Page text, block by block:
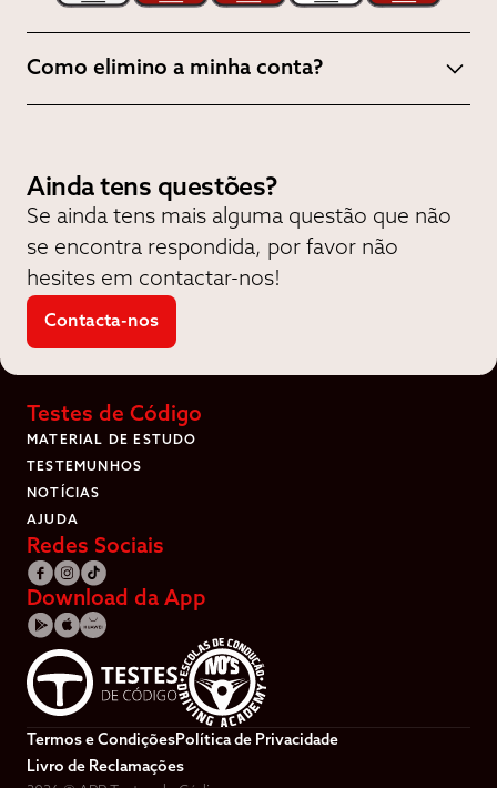
Como elimino a minha conta?
- Uma vez dentro da tua página de perfil, na
inferior da página carrega onde diz "Eliminar Conta".
- Assim que carregares no botão "Eliminar Conta", vai
aparecer uma janela de aviso onde é questiondo se
tens mesmo a certeza de que queres eliminar a tua
Ainda tens questões?
Se ainda tens mais alguma questão que não
se encontra respondida, por favor não
hesites em contactar-nos!
Contacta-nos
Testes de Código
MATERIAL DE ESTUDO
TESTEMUNHOS
NOTÍCIAS
AJUDA
Redes Sociais
Download da App
Termos e CondiçõesPolítica de Privacidade
Livro de Reclamações